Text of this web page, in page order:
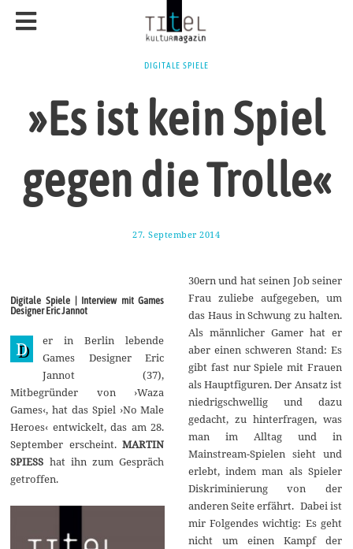
DIGITALE SPIELE
»Es ist kein Spiel
gegen die Trolle«
27. September 2014
e
t
e
m
b
e
r
0
1
4
Digitale Spiele | Interview mit Games
Designer Eric Jannot
D
er in Berlin lebende
Games Designer Eric
Jannot (37),
Mitbegründer von ›Waza
Games‹, hat das Spiel ›No Male
Heroes‹ entwickelt, das am 28.
September erscheint.MARTIN
SPIESS hat ihn zum Gespräch
getroffen.
30ern und hat seinen Job seiner
Frau zuliebe aufgegeben, um
das Haus in Schwung zu halten.
Als männlicher Gamer hat er
aber einen schweren Stand: Es
gibt fast nur Spiele mit Frauen
als Hauptfiguren. Der Ansatz ist
niedrigschwellig und dazu
gedacht, zu hinterfragen, was
man im Alltag und in
Mainstream-Spielen sieht und
erlebt, indem man als Spieler
Diskriminierung von der
anderen Seite erfährt. Dabei ist
mir Folgendes wichtig: Es geht
nicht um einen Kampf der